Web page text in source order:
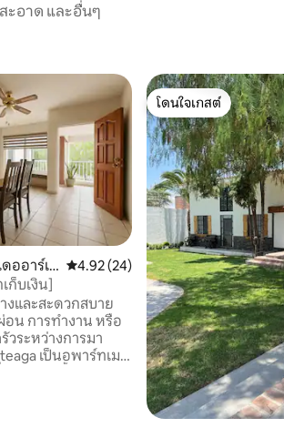
ะอาด และอื่นๆ
ออาร์เต คะแนนเฉลี่ย 4.92 จาก 5, 24 รีวิว
4.92 (24)
ก็บเงิน]
และสะดวกสบาย
อน การทำงาน หรือ
วระหว่างการมา
พาร์ทเม
โดนใจเกสต์
โดนใจเกสต์